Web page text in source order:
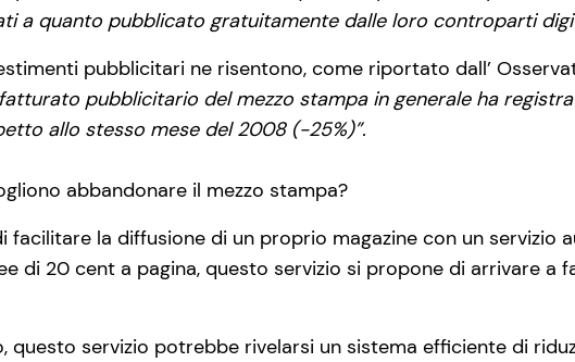
a quanto pubblicato gratuitamente dalle loro controparti
pubblicitari ne risentono, come riportato dall’
fatturato pubblicitario del mezzo stampa in generale ha
allo stesso mese del 2008 (-25%)”.
abbandonare il mezzo stampa?
facilitare la diffusione di un proprio magazine con un servizio
di 20 cent a pagina, questo servizio si propone di arrivare a
questo servizio potrebbe rivelarsi un sistema efficiente di